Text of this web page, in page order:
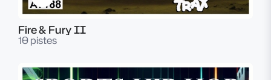
Fire & Fury II
10 pistes